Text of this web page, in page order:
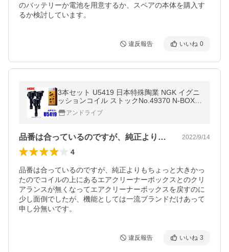
のバッテリーか電池を用意するか、スペアの本体を購入す
るか検討しています。
違反報告 いいね 0
3本セット U5419 日本特殊陶業 NGK イグニ
ッションコイル ストックNo.49370 N-BOX/N
-ONE/N-WGN等(S07Aターボエンジン等)
アンドライブ
品番は合っているのですが、純正よりもち… 2022/9/14
4
品番は合っているのですが、純正よりもちょっと大きかっ
たのでコイルの上にあるエアクリーナーボックスとのクリ
アランスが無くなってエアクリーナーボックスを戻すのに
少し面倒でしたが、機能としては一流ブランドだけあって
申し分無いです。
違反報告 いいね 3